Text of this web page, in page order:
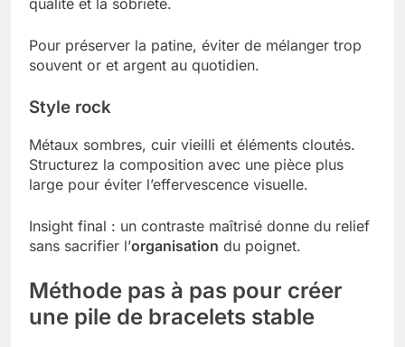
Pour préserver la patine, éviter de mélanger trop
souvent or et argent au quotidien.
Style rock
Métaux sombres, cuir vieilli et éléments cloutés.
Structurez la composition avec une pièce plus
large pour éviter l’effervescence visuelle.
Insight final : un contraste maîtrisé donne du relief
sans sacrifier l’organisation du poignet.
Méthode pas à pas pour créer
une pile de bracelets stable